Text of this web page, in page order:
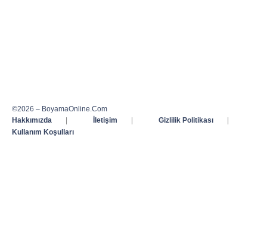
©2026 – BoyamaOnline.Com
Hakkımızda
| İletişim | Gizlilik Politikası
|
Kullanım Koşulları